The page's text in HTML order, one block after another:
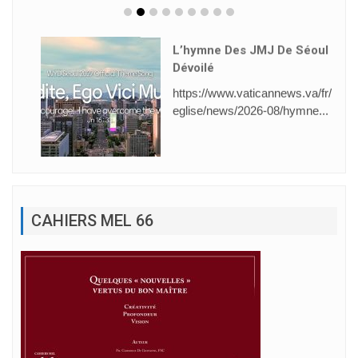
L’hymne Des JMJ De Séoul
Dévoilé
https://www.vaticannews.va/fr/
eglise/news/2026-08/hymne...
CAHIERS MEL 66